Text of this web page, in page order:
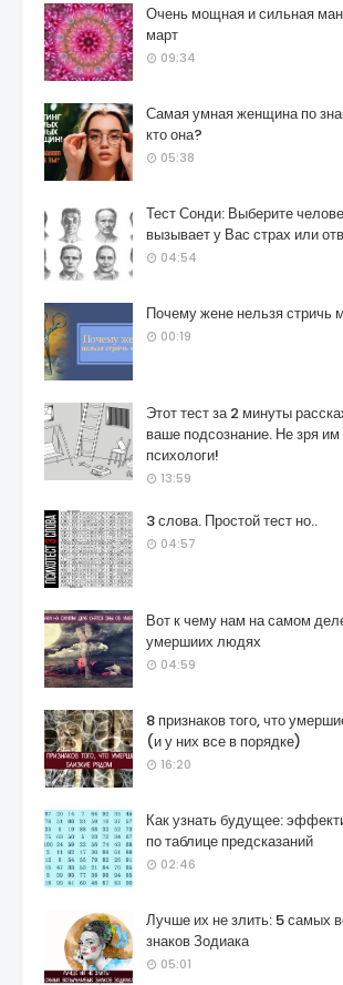
Очень мощная и сильная
март
09:34
Самая умная женщина по
кто она?
05:38
Тест Сонди: Выберите
вызывает у Вас страх или
04:54
Почему жене нельзя стричь
00:19
Этот тест за 2 минуты
ваше подсознание. Не зря
психологи!
13:59
3 слова. Простой тест но..
04:57
Вот к чему нам на самом
умершиих людях
04:59
8 признаков того, что
(и у них все в порядке)
16:20
Как узнать будущее:
по таблице предсказаний
02:46
Лучше их не злить: 5 самых
знаков Зодиака
05:01